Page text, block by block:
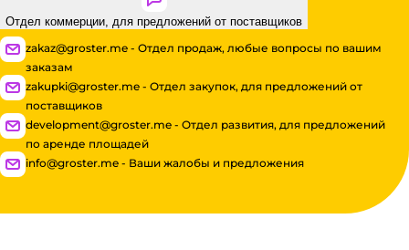
Отдел коммерции, для предложений от поставщиков
zakaz@groster.me - Отдел продаж, любые вопросы по вашим
заказам
zakupki@groster.me - Отдел закупок, для предложений от
поставщиков
development@groster.me - Отдел развития, для предложений
по аренде площадей
info@groster.me - Ваши жалобы и предложения